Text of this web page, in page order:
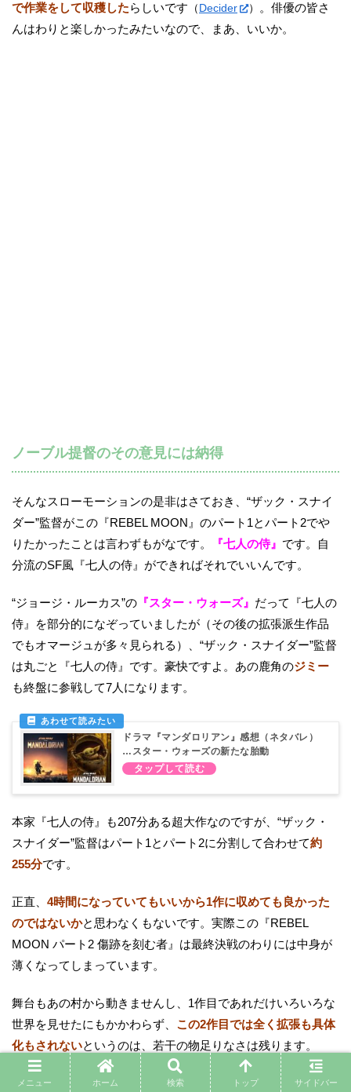
で作業をして収穫したらしいです （Decider ）
。俳優の皆さ
んはわりと楽しかったみたいなので、まあ、いいか。
ノーブル提督のその意見には納得
そんなスローモーションの是非はさておき、“ザック・スナイ
ダー”監督がこの『REBEL MOON』のパート1とパート2でや
りたかったことは言わずもがなです。
『七人の侍』 です。自
分流のSF風『七人の侍』ができればそれでいいんです。
“ジョージ・ルーカス”の 『スター・ウォーズ』 だって『七人の
侍』を部分的になぞっていましたが（その後の拡張派生作品
でもオマージュが多々見られる）、“ザック・スナイダー”監督
は丸ごと『七人の侍』です。豪快ですよ。あの鹿角のジミー
も終盤に参戦して7人になります。
ドラマ『マンダロリアン』感想（ネタバレ）
…スター・ウォーズの新たな胎動
本家『七人の侍』も207分ある超大作なのですが、“ザック・
スナイダー”監督はパート1とパート2に分割して合わせて約
255分です。
正直、 4時間になっていてもいいから1作に収めても良かった
のではないかと思わなくもないです。実際この『REBEL
MOON パート2 傷跡を刻む者』は最終決戦のわりには中身が
薄くなってしまっています。
舞台もあの村から動きませんし、1作目であれだけいろいろな
世界を見せたにもかかわらず、 この2作目では全く拡張も具体
化もされないというのは、若干の物足りなさは残ります。
各仲間たちの過去回想も各自スローモーションで描かれます
メニュー ホーム 検索 トップ サイドバー